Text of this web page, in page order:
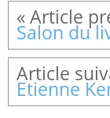
Etienne